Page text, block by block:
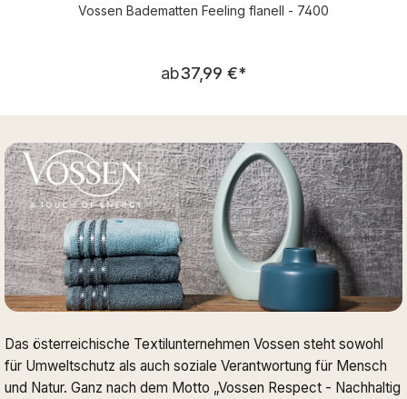
Vossen Badematten Feeling flanell - 7400
Regulärer Preis:
ab37,99 €*
Das österreichische Textilunternehmen Vossen steht sowohl
für Umweltschutz als auch soziale Verantwortung für Mensch
und Natur. Ganz nach dem Motto „Vossen Respect - Nachhaltig